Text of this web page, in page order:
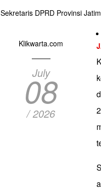
Sekretaris DPRD Provinsi
Klikwarta.com
July
08
/ 2026